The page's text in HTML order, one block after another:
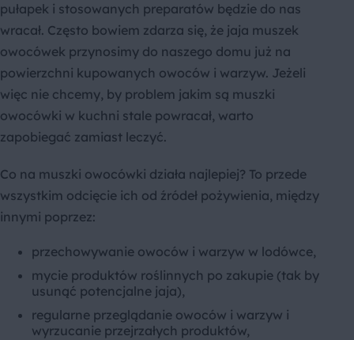
pułapek i stosowanych preparatów będzie do nas
wracał. Często bowiem zdarza się, że jaja muszek
owocówek przynosimy do naszego domu już na
powierzchni kupowanych owoców i warzyw. Jeżeli
więc nie chcemy, by problem jakim są muszki
owocówki w kuchni stale powracał, warto
zapobiegać zamiast leczyć.
Co na muszki owocówki działa najlepiej? To przede
wszystkim odcięcie ich od źródeł pożywienia, między
innymi poprzez:
przechowywanie owoców i warzyw w lodówce,
mycie produktów roślinnych po zakupie (tak by
usunąć potencjalne jaja),
regularne przeglądanie owoców i warzyw i
wyrzucanie przejrzałych produktów,